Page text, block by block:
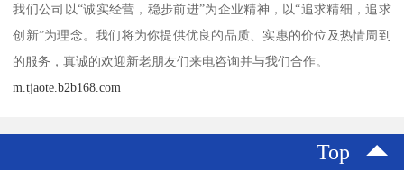
我们公司以“诚实经营，稳步前进”为企业精神，以“追求精细，追求
创新”为理念。我们将为你提供优良的品质、实惠的价位及热情周到
的服务，真诚的欢迎新老朋友们来电咨询并与我们合作。
m.tjaote.b2b168.com
Top